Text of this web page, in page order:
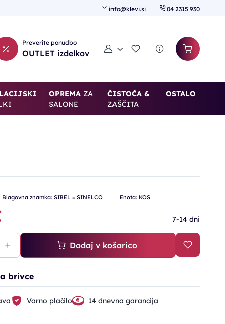
info@klevi.si 04 2315 930
Preverite ponudbo
OUTLET izdelkov Moj računSeznam želja
OPREMAZA
SALONE
ČISTOČA &
ZAŠČITA
OSTALO
Blagovna znamka: SIBEL = SINELCO Enota: KOS
7-14 dni
Dodaj v košarico
brivce
Varno plačilo 14 dnevna garancija